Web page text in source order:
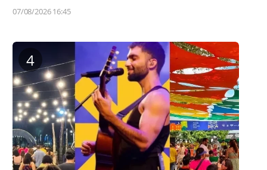
07/08/2026 16:45
4